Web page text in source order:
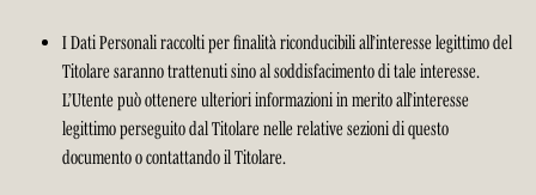
I Dati Personali raccolti per finalità riconducibili all’interesse legittimo del
Titolare saranno trattenuti sino al soddisfacimento di tale interesse.
L’Utente può ottenere ulteriori informazioni in merito all’interesse
legittimo perseguito dal Titolare nelle relative sezioni di questo
documento o contattando il Titolare.